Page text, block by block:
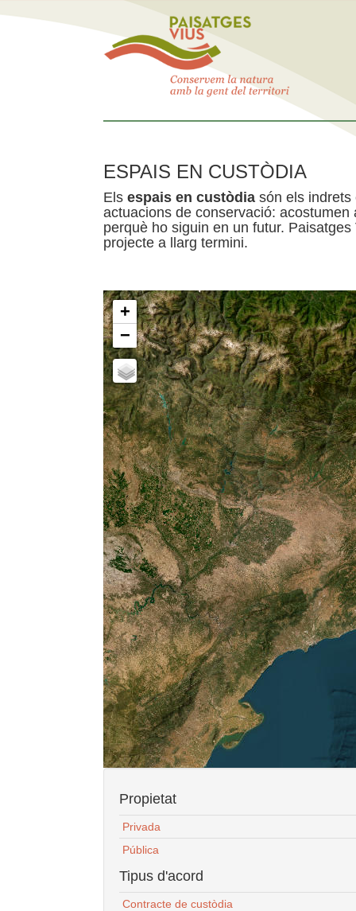
ESPAIS EN CUSTÒDIA
Els espais en custòdia són els indrets
actuacions de conservació:
perquè ho siguin en un futur.
projecte a llarg termini.
+
−
Propietat
Privada
Pública
Tipus d'acord
Contracte de custòdia